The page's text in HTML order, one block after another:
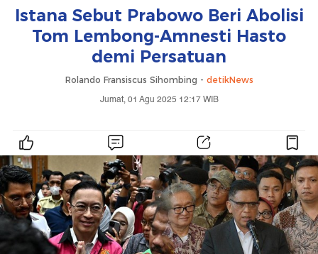
Istana Sebut Prabowo Beri Abolisi
Tom Lembong-Amnesti Hasto
demi Persatuan
Rolando Fransiscus Sihombing - detikNews
Jumat, 01 Agu 2025 12:17 WIB